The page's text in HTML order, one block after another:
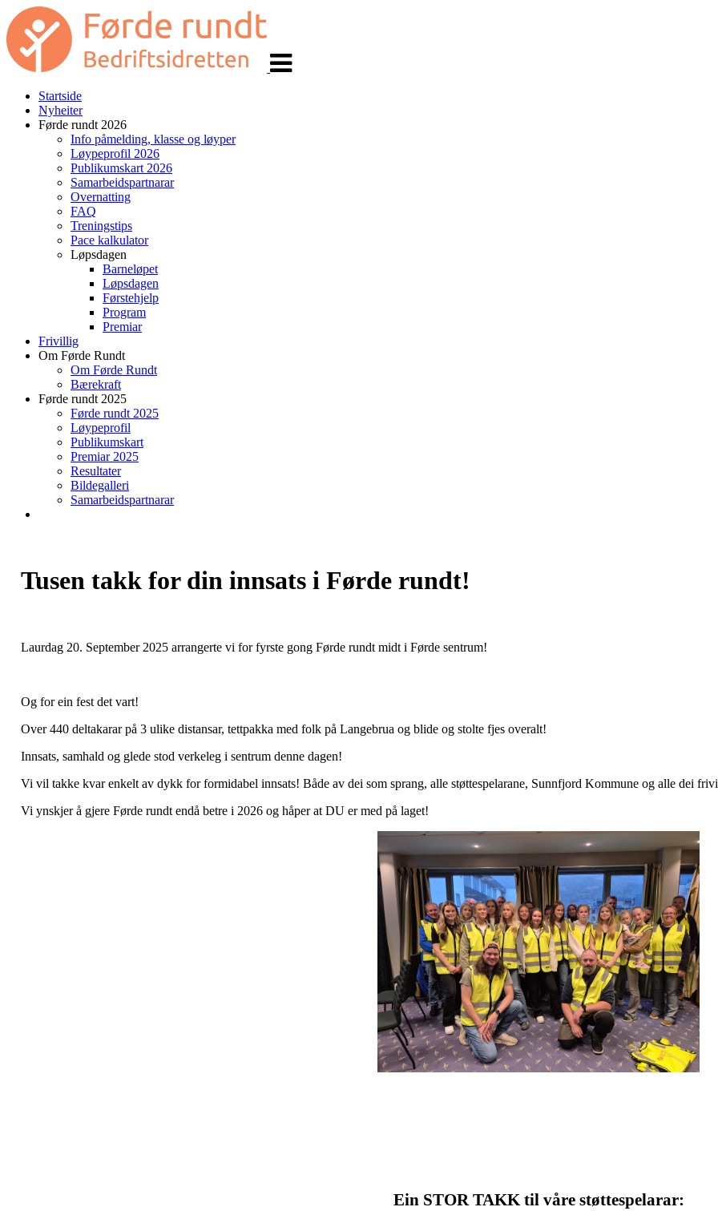
Startside
Nyheiter
Førde rundt 2026
Info påmelding, klasse og løyper
Løypeprofil 2026
Publikumskart 2026
Samarbeidspartnarar
Overnatting
FAQ
Treningstips
Pace kalkulator
Løpsdagen
Barneløpet
Løpsdagen
Førstehjelp
Program
Premiar
Frivillig
Om Førde Rundt
Om Førde Rundt
Bærekraft
Førde rundt 2025
Førde rundt 2025
Løypeprofil
Publikumskart
Premiar 2025
Resultater
Bildegalleri
Samarbeidspartnarar
Tusen takk for din innsats i Førde rundt!
Laurdag 20. September 2025 arrangerte vi for fyrste gong Førde rundt midt i Førde sentrum!
Og for ein fest det vart!
Over 440 deltakarar på 3 ulike distansar, tettpakka med folk på Langebrua og blide og stolte fjes overalt!
Innsats, samhald og glede stod verkeleg i sentrum denne dagen!
Vi vil takke kvar enkelt av dykk for formidabel innsats! Både av dei som sprang, alle støttespelarane, Sunnfjord Kommune og alle dei
Vi ynskjer å gjere Førde rundt endå betre i 2026 og håper at DU er med på laget!
Ein STOR TAKK til våre støttespelarar: